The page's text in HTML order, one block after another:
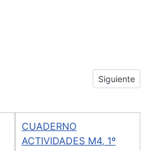
- Inglés Módulo IVNext article:
Siguiente
CUADERNO
ACTIVIDADES M4, 1º